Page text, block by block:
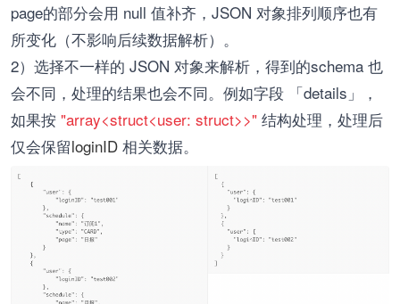
page的部分会用 null 值补齐，JSON 对象排列顺序也有
所变化（不影响后续数据解析）。
2）选择不一样的 JSON 对象来解析，得到的schema 也
会不同，处理的结果也会不同。例如字段 「details」，
如果按 "array<struct<user: struct>>" 结构处理，处理后
仅会保留loginID 相关数据。